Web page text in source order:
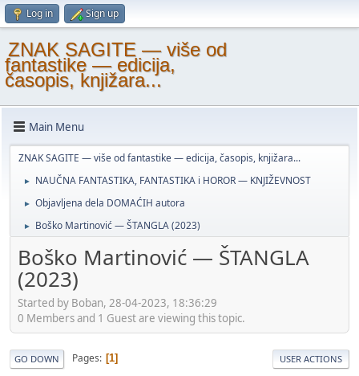
Log in Sign up
ZNAK SAGITE — više od
fantastike — edicija,
časopis, knjižara...
Main Menu
ZNAK SAGITE — više od fantastike — edicija, časopis, knjižara...
► NAUČNA FANTASTIKA, FANTASTIKA i HOROR — KNJIŽEVNOST
► Objavljena dela DOMAĆIH autora
► Boško Martinović — ŠTANGLA (2023)
Boško Martinović — ŠTANGLA
(2023)
Started by Boban, 28-04-2023, 18:36:29
0 Members and 1 Guest are viewing this topic.
GO DOWN Pages 1 USER ACTIONS